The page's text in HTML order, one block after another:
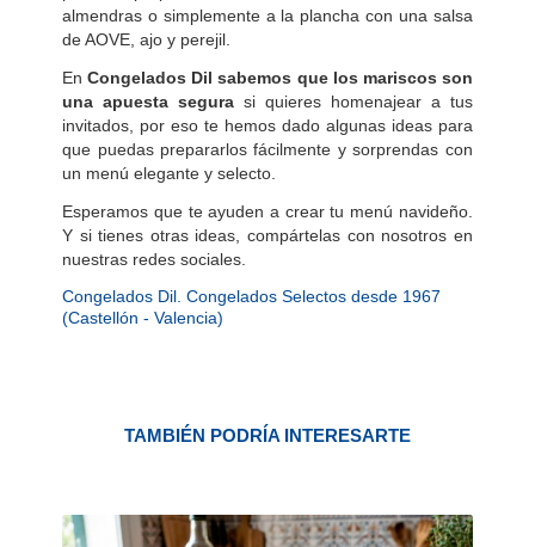
almendras o simplemente a la plancha con una salsa
de AOVE, ajo y perejil.
EnCongelados Dil sabemos que los mariscos son
una apuesta segura si quieres homenajear a tus
invitados, por eso te hemos dado algunas ideas para
que puedas prepararlos fácilmente y sorprendas con
un menú elegante y selecto.
Esperamos que te ayuden a crear tu menú navideño.
Y si tienes otras ideas, compártelas con nosotros en
nuestras redes sociales.
Congelados Dil. Congelados Selectos desde 1967
(Castellón - Valencia)
TAMBIÉN PODRÍA INTERESARTE